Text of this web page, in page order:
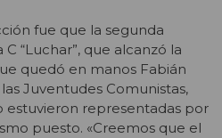
fue que la segunda
“Luchar”, que alcanzó la
quedó en manos Fabián
Juventudes Comunistas,
estuvieron representadas por
puesto. «Creemos que el